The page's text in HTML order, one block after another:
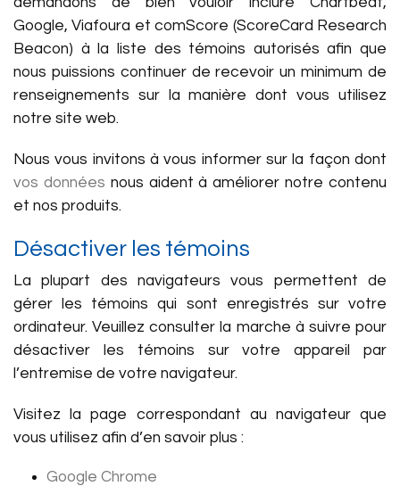
Google, Viafoura et comScore (ScoreCard Research
Beacon) à la liste des témoins autorisés afin que
nous puissions continuer de recevoir un minimum de
renseignements sur la manière dont vous utilisez
notre site web.
Nous vous invitons à vous informer sur la façon dont
vos données nous aident à améliorer notre contenu
et nos produits.
Désactiver les témoins
La plupart des navigateurs vous permettent de
gérer les témoins qui sont enregistrés sur votre
ordinateur. Veuillez consulter la marche à suivre pour
désactiver les témoins sur votre appareil par
l’entremise de votre navigateur.
Visitez la page correspondant au navigateur que
vous utilisez afin d’en savoir plus :
Google Chrome